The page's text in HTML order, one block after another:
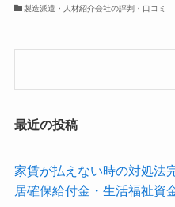
製造派遣・人材紹介会社の評判・口コミ
最近の投稿
家賃が払えない時の対処法
居確保給付金・生活福祉資